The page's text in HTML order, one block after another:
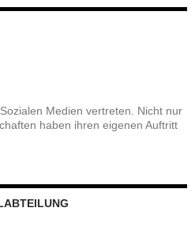
Medien vertreten. Nicht nur
haben ihren eigenen Auftritt